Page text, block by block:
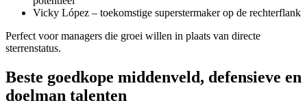
Vicky López – toekomstige superstermaker op de rechterflank
Perfect voor managers die groei willen in plaats van directe
sterrenstatus.
Beste goedkope middenveld, defensieve en
doelman talenten